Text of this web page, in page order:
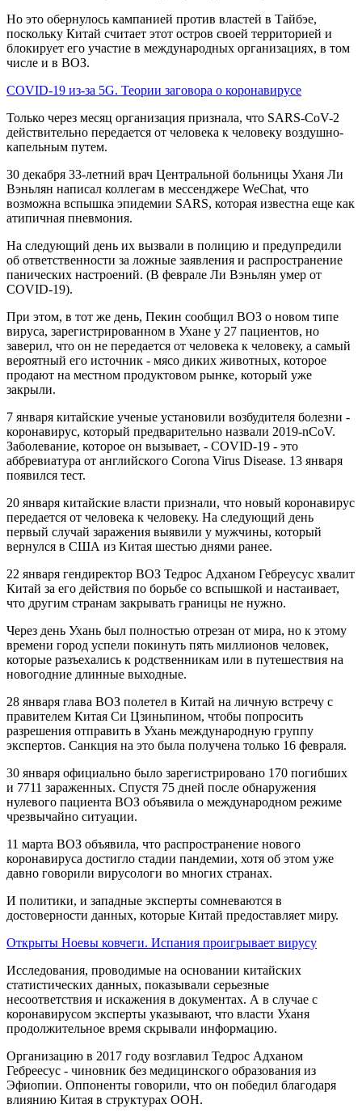
Но это обернулось кампанией против властей в Тайбэе,
поскольку Китай считает этот остров своей территорией и
блокирует его участие в международных организациях, в том
числе и в ВОЗ.
COVID-19 из-за 5G. Теории заговора о коронавирусе
Только через месяц организация признала, что SARS-CoV-2
действительно передается от человека к человеку воздушно-
капельным путем.
30 декабря 33-летний врач Центральной больницы Уханя Ли
Вэньлян написал коллегам в мессенджере WeChat, что
возможна вспышка эпидемии SARS, которая известна еще как
атипичная пневмония.
На следующий день их вызвали в полицию и предупредили
об ответственности за ложные заявления и распространение
панических настроений. (В феврале Ли Вэньлян умер от
COVID-19).
При этом, в тот же день, Пекин сообщил ВОЗ о новом типе
вируса, зарегистрированном в Ухане у 27 пациентов, но
заверил, что он не передается от человека к человеку, а самый
вероятный его источник - мясо диких животных, которое
продают на местном продуктовом рынке, который уже
закрыли.
7 января китайские ученые установили возбудителя болезни -
коронавирус, который предварительно назвали 2019‑nCoV.
Заболевание, которое он вызывает, - COVID-19 - это
аббревиатура от английского Cоrona Virus Disease. 13 января
появился тест.
20 января китайские власти признали, что новый коронавирус
передается от человека к человеку. На следующий день
первый случай заражения выявили у мужчины, который
вернулся в США из Китая шестью днями ранее.
22 января гендиректор ВОЗ Тедрос Адханом Гебреусус хвалит
Китай за его действия по борьбе со вспышкой и настаивает,
что другим странам закрывать границы не нужно.
Через день Ухань был полностью отрезан от мира, но к этому
времени город успели покинуть пять миллионов человек,
которые разъехались к родственникам или в путешествия на
новогодние длинные выходные.
28 января глава ВОЗ полетел в Китай на личную встречу с
правителем Китая Си Цзиньпином, чтобы попросить
разрешения отправить в Ухань международную группу
экспертов. Санкция на это была получена только 16 февраля.
30 января официально было зарегистрировано 170 погибших
и 7711 зараженных. Спустя 75 дней после обнаружения
нулевого пациента ВОЗ объявила о международном режиме
чрезвычайно ситуации.
11 марта ВОЗ объявила, что распространение нового
коронавируса достигло стадии пандемии, хотя об этом уже
давно говорили вирусологи во многих странах.
И политики, и западные эксперты сомневаются в
достоверности данных, которые Китай предоставляет миру.
Открыты Ноевы ковчеги. Испания проигрывает вирусу
Исследования, проводимые на основании китайских
статистических данных, показывали серьезные
несоответствия и искажения в документах. А в случае с
коронавирусом эксперты указывают, что власти Уханя
продолжительное время скрывали информацию.
Организацию в 2017 году возглавил Тедрос Адханом
Гебреесус - чиновник без медицинского образования из
Эфиопии. Оппоненты говорили, что он победил благодаря
влиянию Китая в структурах ООН.